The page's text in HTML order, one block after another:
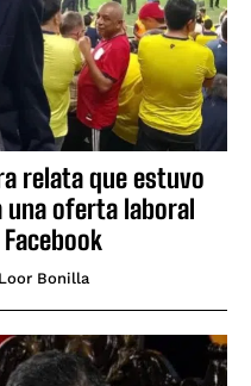
relata que estuvo
oferta laboral
Bonilla